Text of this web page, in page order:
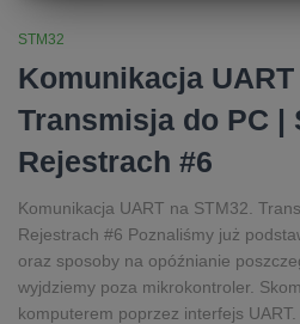
STM32
Komunikacja UART
Transmisja do PC |
Rejestrach #6
Komunikacja UART na STM32.
Rejestrach #6 Poznaliśmy już
oraz sposoby na opóźnianie
wyjdziemy poza mikrokontroler.
komputerem poprzez interfejs